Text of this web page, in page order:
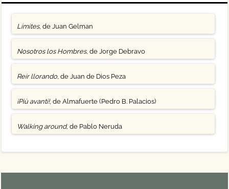
Límites, de Juan Gelman
Nosotros los Hombres, de Jorge Debravo
Reír llorando, de Juan de Dios Peza
¡Più avanti!, de Almafuerte (Pedro B. Palacios)
Walking around, de Pablo Neruda